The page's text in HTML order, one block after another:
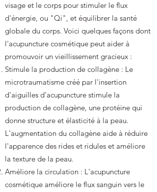
visage et le corps pour stimuler le flux
d'énergie, ou "Qi", et équilibrer la santé
globale du corps. Voici quelques façons dont
l'acupuncture cosmétique peut aider à
promouvoir un vieillissement gracieux :
Stimule la production de collagène : Le
microtraumatisme créé par l'insertion
d'aiguilles d'acupuncture stimule la
production de collagène, une protéine qui
donne structure et élasticité à la peau.
L'augmentation du collagène aide à réduire
l'apparence des rides et ridules et améliore
la texture de la peau.
Améliore la circulation : L'acupuncture
cosmétique améliore le flux sanguin vers le